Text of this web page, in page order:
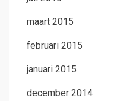
maart 2015
februari 2015
januari 2015
december 2014